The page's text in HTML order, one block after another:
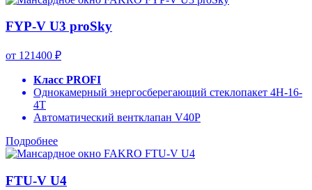
FYP-V U3 proSky
от 121400 ₽
Класс PROFI
Однокамерный энергосберегающий стеклопакет 4H-16-
4T
Автоматический вентклапан V40P
Подробнее
FTU-V U4